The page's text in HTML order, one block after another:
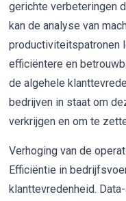
gerichte verbeteringen
kan de analyse van
productiviteitspatronen
efficiëntere en
de algehele
bedrijven in staat om
verkrijgen en om te
Verhoging van de
Efficiëntie in
klanttevredenheid.